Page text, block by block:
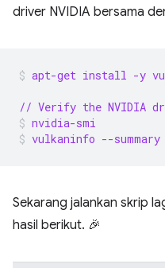
driver NVIDIA bersama
apt-get install -y
// Verify the NVIDIA
nvidia-smi
vulkaninfo --summary
Sekarang jalankan skrip
hasil berikut. 🎉